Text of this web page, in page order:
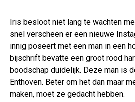
Iris besloot niet lang te wachten
snel verscheen er een nieuwe
innig poseert met een man in een
bijschrift bevatte een groot rood
boodschap duidelijk. Deze man is
Enthoven. Beter om het dan maar
maken, moet ze gedacht hebben.